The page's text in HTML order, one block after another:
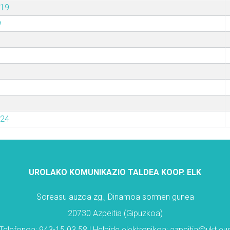
UROLAKO KOMUNIKAZIO TALDEA KOOP. ELK
Soreasu auzoa zg., Dinamoa sormen gunea
20730 Azpeitia (Gipuzkoa)